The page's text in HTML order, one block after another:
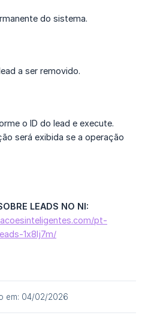
do sistema.
a ser removido.
o ID do lead e execute.
será exibida se a operação
LEADS NO NI:
pt-
1x8lj7m/
em: 04/02/2026